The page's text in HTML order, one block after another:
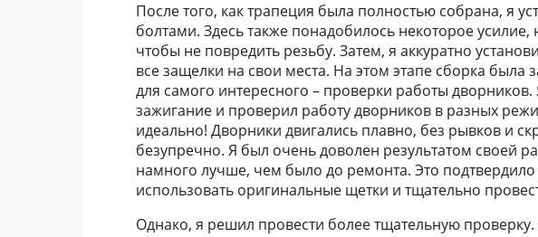
После того, как трапеция была полностью собрана, я
болтами. Здесь также понадобилось некоторое усилие,
чтобы не повредить резьбу. Затем, я аккуратно
все защелки на свои места. На этом этапе сборка была
для самого интересного – проверки работы
зажигание и проверил работу дворников в разных
идеально! Дворники двигались плавно, без рывков и
безупречно. Я был очень доволен результатом своей
намного лучше, чем было до ремонта. Это
использовать оригинальные щетки и тщательно
Однако, я решил провести более тщательную